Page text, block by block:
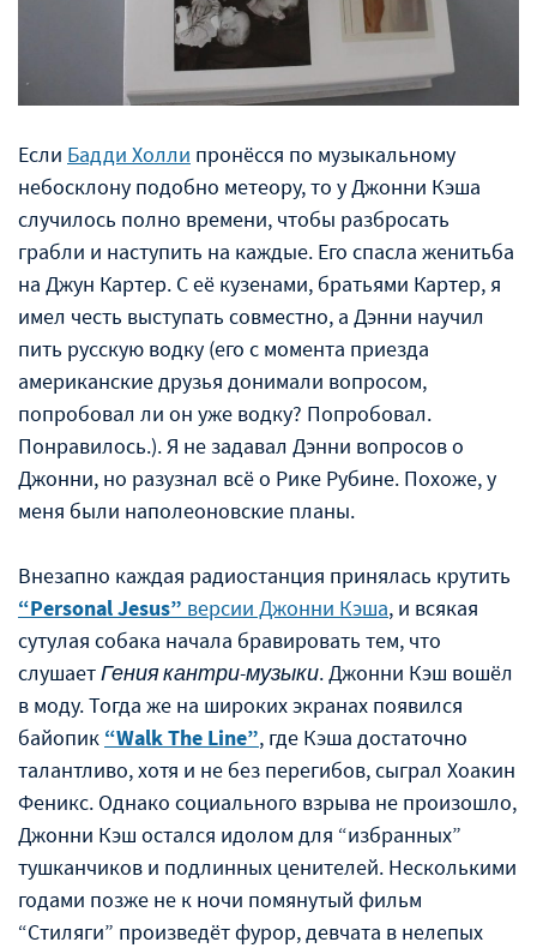
Если Бадди Холли пронёсся по музыкальному
небосклону подобно метеору, то у Джонни Кэша
случилось полно времени, чтобы разбросать
грабли и наступить на каждые. Его спасла женитьба
на Джун Картер. С её кузенами, братьями Картер, я
имел честь выступать совместно, а Дэнни научил
пить русскую водку (его с момента приезда
американские друзья донимали вопросом,
попробовал ли он уже водку? Попробовал.
Понравилось.). Я не задавал Дэнни вопросов о
Джонни, но разузнал всё о Рике Рубине. Похоже, у
меня были наполеоновские планы.
Внезапно каждая радиостанция принялась крутить
“Personal Jesus” версии Джонни Кэша, и всякая
сутулая собака начала бравировать тем, что
слушаетГения кантри-музыки. Джонни Кэш вошёл
в моду. Тогда же на широких экранах появился
байопик “Walk The Line”, где Кэша достаточно
талантливо, хотя и не без перегибов, сыграл Хоакин
Феникс. Однако социального взрыва не произошло,
Джонни Кэш остался идолом для “избранных”
тушканчиков и подлинных ценителей. Несколькими
годами позже не к ночи помянутый фильм
“Стиляги” произведёт фурор, девчата в нелепых